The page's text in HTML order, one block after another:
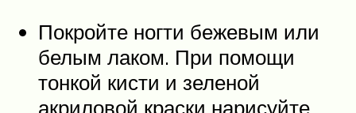
Покройте ногти бежевым или
белым лаком. При помощи
тонкой кисти и зеленой
акриловой краски нарисуйте